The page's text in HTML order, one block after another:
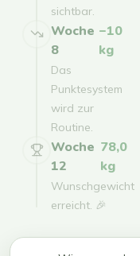
sichtbar.
Woche
8
−10
kg
Das
Punktesystem
wird zur
Routine.
Woche
12
78,0
kg
Wunschgewicht
erreicht. 🎉